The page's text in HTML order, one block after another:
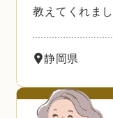
教えてくれま
静岡県